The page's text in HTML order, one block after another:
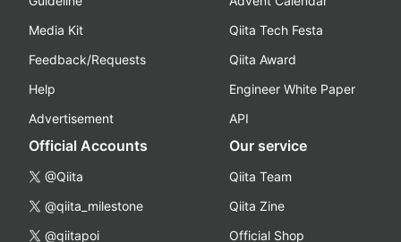
Media Kit
Feedback/Requests
Help
Advertisement
Qiita Tech Festa
Qiita Award
Engineer White Paper
API
Official Accounts
@Qiita
@qiita_milestone
@qiitapoi
Our service
Qiita Team
Qiita Zine
Official Shop